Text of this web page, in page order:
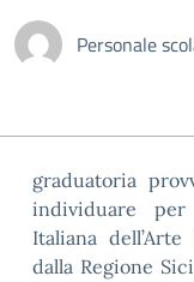
Personale
graduatoria
individuare
Italiana
dalla Regione